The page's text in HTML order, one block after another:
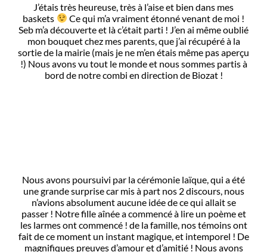
J’étais très heureuse, très à l’aise et bien dans mes
baskets
Ce qui m’a vraiment étonné venant de moi !
Seb m’a découverte et là c’était parti ! J’en ai même oublié
mon bouquet chez mes parents, que j’ai récupéré à la
sortie de la mairie (mais je ne m’en étais même pas aperçu
!) Nous avons vu tout le monde et nous sommes partis à
bord de notre combi en direction de Biozat !
Nous avons poursuivi par la cérémonie laïque, qui a été
une grande surprise car mis à part nos 2 discours, nous
n’avions absolument aucune idée de ce qui allait se
passer ! Notre fille aînée a commencé à lire un poème et
les larmes ont commencé ! de la famille, nos témoins ont
fait de ce moment un instant magique, et intemporel ! De
magnifiques preuves d’amour et d’amitié ! Nous avons